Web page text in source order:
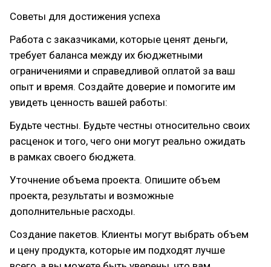
Советы для достижения успеха
Работа с заказчиками, которые ценят деньги,
требует баланса между их бюджетными
ограничениями и справедливой оплатой за ваш
опыт и время. Создайте доверие и помогите им
увидеть ценность вашей работы:
Будьте честны. Будьте честны относительно своих
расценок и того, чего они могут реально ожидать
в рамках своего бюджета.
Уточнение объема проекта. Опишите объем
проекта, результаты и возможные
дополнительные расходы.
Создание пакетов. Клиенты могут выбрать объем
и цену продукта, которые им подходят лучше